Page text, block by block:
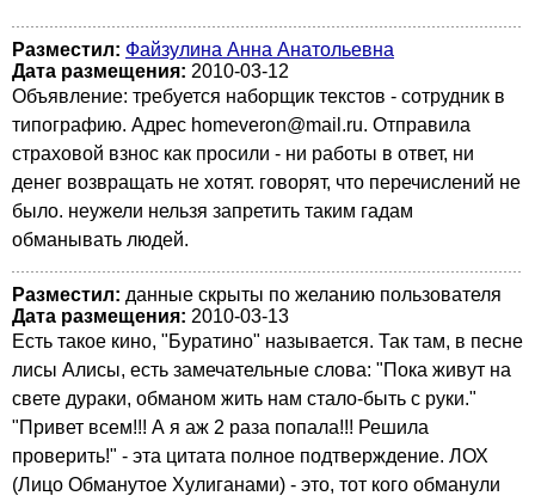
Разместил: Файзулина Анна Анатольевна
Дата размещения: 2010-03-12
Объявление: требуется наборщик текстов - сотрудник в
типографию. Адрес homeveron@mail.ru. Отправила
страховой взнос как просили - ни работы в ответ, ни
денег возвращать не хотят. говорят, что перечислений не
было. неужели нельзя запретить таким гадам
обманывать людей.
Разместил: данные скрыты по желанию пользователя
Дата размещения: 2010-03-13
Есть такое кино, "Буратино" называется. Так там, в песне
лисы Алисы, есть замечательные слова: "Пока живут на
свете дураки, обманом жить нам стало-быть с руки."
"Привет всем!!! А я аж 2 раза попала!!! Решила
проверить!" - эта цитата полное подтверждение. ЛОХ
(Лицо Обманутое Хулиганами) - это, тот кого обманули